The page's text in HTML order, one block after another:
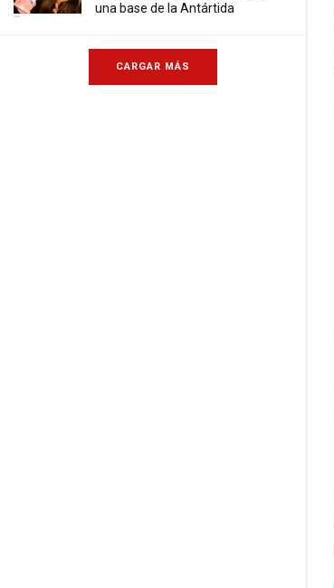
una base de la Antártida
CARGAR MÁS